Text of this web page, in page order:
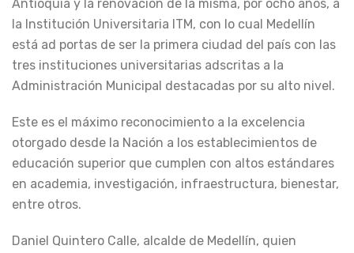
Antioquia y la renovación de la misma, por ocho años, a
la Institución Universitaria ITM, con lo cual Medellín
está ad portas de ser la primera ciudad del país con las
tres instituciones universitarias adscritas a la
Administración Municipal destacadas por su alto nivel.
Este es el máximo reconocimiento a la excelencia
otorgado desde la Nación a los establecimientos de
educación superior que cumplen con altos estándares
en academia, investigación, infraestructura, bienestar,
entre otros.
Daniel Quintero Calle, alcalde de Medellín, quien